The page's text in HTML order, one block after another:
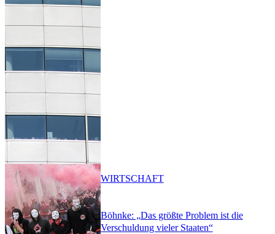
Böhnke: „Das größte Problem ist die
Verschuldung vieler Staaten“
WIRTSCHAFT